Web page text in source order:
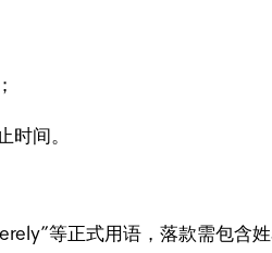
时间。
等正式用语，落款需包含